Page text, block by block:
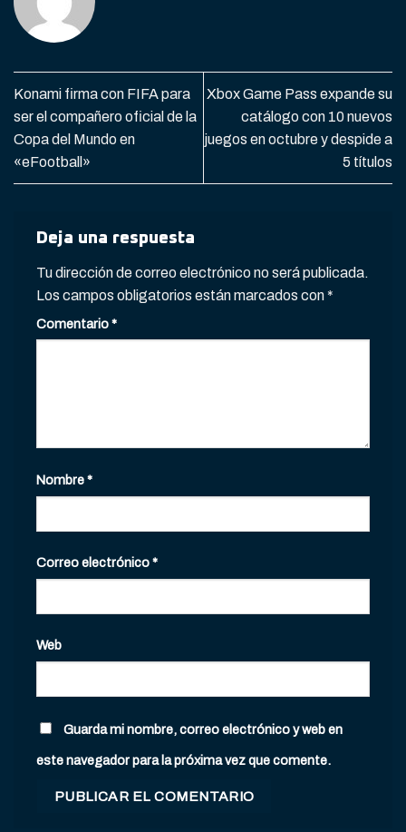
Konami firma con FIFA para
ser el compañero oficial de la
Copa del Mundo en
«eFootball»
Xbox Game Pass expande su
catálogo con 10 nuevos
juegos en octubre y despide a
5 títulos
Deja una respuesta
Tu dirección de correo electrónico no será publicada.
Los campos obligatorios están marcados con*
Comentario*
Nombre*
Correo electrónico*
Web
Guarda mi nombre, correo electrónico y web en
este navegador para la próxima vez que comente.